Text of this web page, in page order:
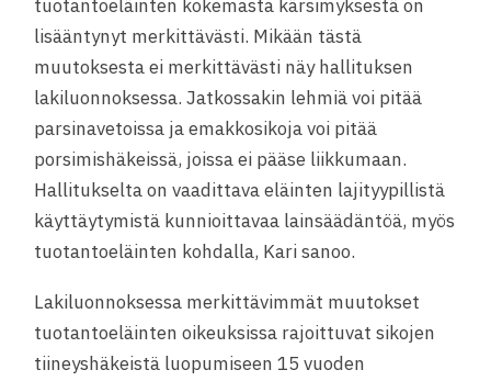
tuotantoeläinten kokemasta kärsimyksestä on
lisääntynyt merkittävästi. Mikään tästä
muutoksesta ei merkittävästi näy hallituksen
lakiluonnoksessa. Jatkossakin lehmiä voi pitää
parsinavetoissa ja emakkosikoja voi pitää
porsimishäkeissä, joissa ei pääse liikkumaan.
Hallitukselta on vaadittava eläinten lajityypillistä
käyttäytymistä kunnioittavaa lainsäädäntöä, myös
tuotantoeläinten kohdalla, Kari sanoo.
Lakiluonnoksessa merkittävimmät muutokset
tuotantoeläinten oikeuksissa rajoittuvat sikojen
tiineyshäkeistä luopumiseen 15 vuoden